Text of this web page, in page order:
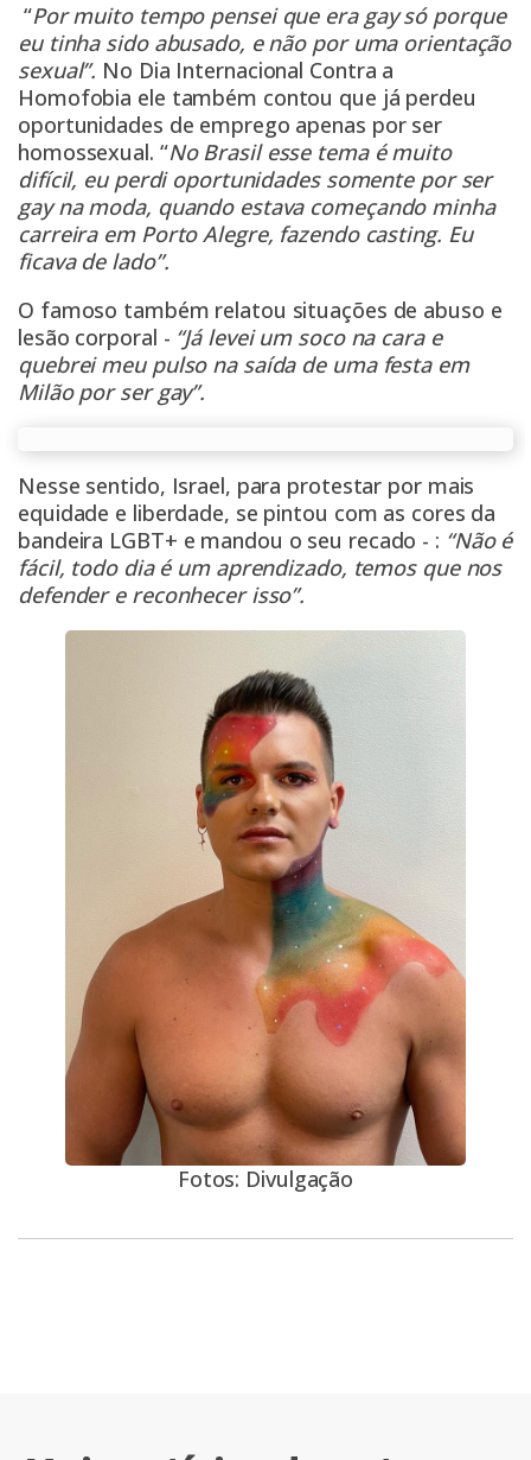
“Por muito tempo pensei que era gay só porque
eu tinha sido abusado, e não por uma orientação
sexual”. No Dia Internacional Contra a
Homofobia ele também contou que já perdeu
oportunidades de emprego apenas por ser
homossexual. “No Brasil esse tema é muito
difícil, eu perdi oportunidades somente por ser
gay na moda, quando estava começando minha
carreira em Porto Alegre, fazendo casting. Eu
ficava de lado”.
O famoso também relatou situações de abuso e
lesão corporal - “Já levei um soco na cara e
quebrei meu pulso na saída de uma festa em
Milão por ser gay”.
Nesse sentido, Israel, para protestar por mais
equidade e liberdade, se pintou com as cores da
bandeira LGBT+ e mandou o seu recado - : “Não é
fácil, todo dia é um aprendizado, temos que nos
defender e reconhecer isso”.
Fotos: Divulgação